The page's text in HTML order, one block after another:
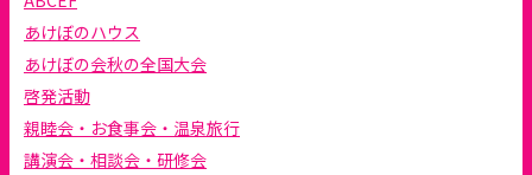
あけぼのハウス
あけぼの会秋の全国大会
啓発活動
親睦会・お食事会・温泉旅行
講演会・相談会・研修会